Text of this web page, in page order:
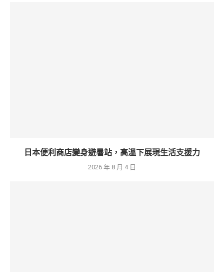
日本便利商店變身避暑站，高溫下展現生活支援力
2026 年 8 月 4 日